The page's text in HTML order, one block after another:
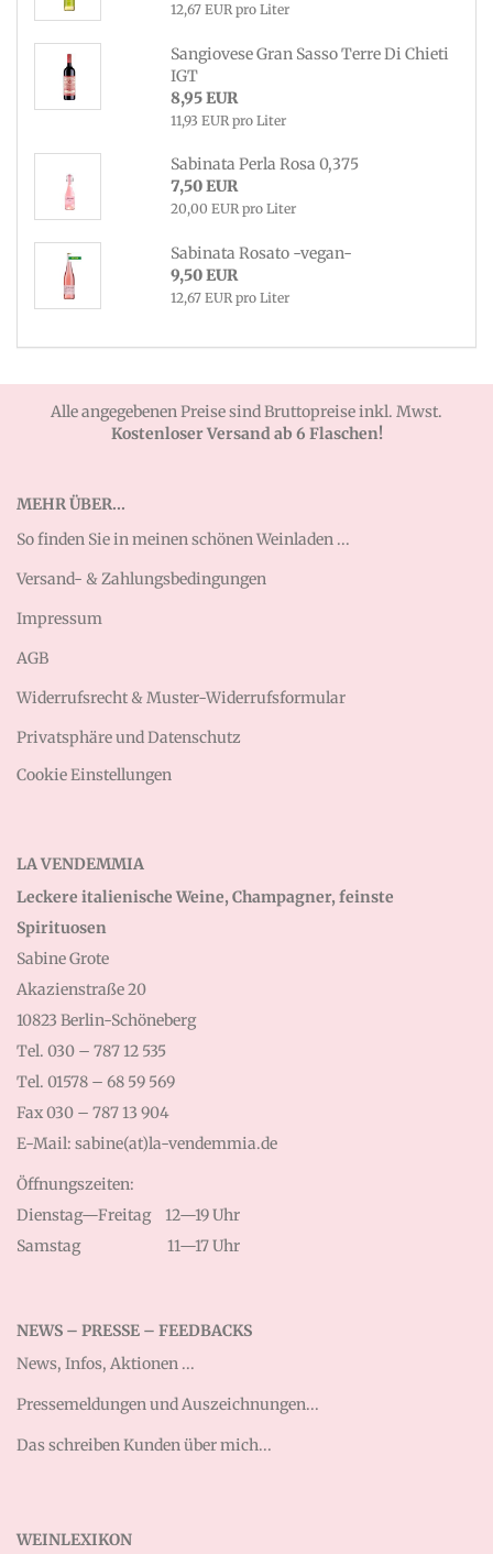
12,67 EUR pro Liter
Sangiovese Gran Sasso Terre Di Chieti
IGT
8,95 EUR
11,93 EUR pro Liter
Sabinata Perla Rosa 0,375
7,50 EUR
20,00 EUR pro Liter
Sabinata Rosato -vegan-
9,50 EUR
12,67 EUR pro Liter
Alle angegebenen Preise sind Bruttopreise inkl. Mwst.
Kostenloser Versand ab 6 Flaschen!
MEHR ÜBER...
So finden Sie in meinen schönen Weinladen ...
Versand- & Zahlungsbedingungen
Impressum
AGB
Widerrufsrecht & Muster-Widerrufsformular
Privatsphäre und Datenschutz
Cookie Einstellungen
LA VENDEMMIA
Leckere italienische Weine, Champagner, feinste
Spirituosen
Sabine Grote
Akazienstraße 20
10823 Berlin-Schöneberg
Tel. 030 – 787 12 535
Tel. 01578 – 68 59 569
Fax 030 – 787 13 904
E-Mail: sabine(at)la-vendemmia.de
Öffnungszeiten:
Dienstag—Freitag
Samstag
12—19 Uhr
11—17 Uhr
NEWS – PRESSE – FEEDBACKS
News, Infos, Aktionen ...
Pressemeldungen und Auszeichnungen...
Das schreiben Kunden über mich...
WEINLEXIKON